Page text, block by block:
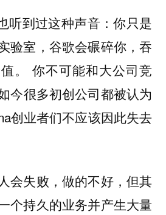
听到过这种声音：你只是
验室，谷歌会碾碎你，吞
值。你不可能和大公司竞
今很多初创公司都被认为
创业者们不应该因此失去
会失败，做的不好，但其
个持久的业务并产生大量